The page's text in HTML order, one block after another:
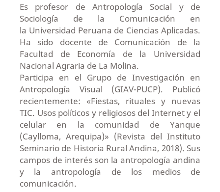
Es profesor de Antropología Social y de
Sociología de la Comunicación en
la Universidad Peruana de Ciencias Aplicadas.
Ha sido docente de Comunicación de la
Facultad de Economía de la Universidad
Nacional Agraria de La Molina.
Participa en el Grupo de Investigación en
Antropología Visual (GIAV-PUCP). Publicó
recientemente: «Fiestas, rituales y nuevas
TIC. Usos políticos y religiosos del Internet y el
celular en la comunidad de Yanque
(Caylloma, Arequipa)» (Revista del Instituto
Seminario de Historia Rural Andina, 2018). Sus
campos de interés son la antropología andina
y la antropología de los medios de
comunicación.